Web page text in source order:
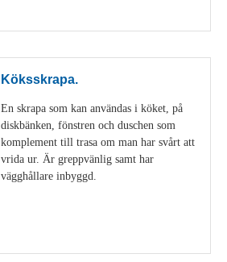
Köksskrapa.
En skrapa som kan användas i köket, på
diskbänken, fönstren och duschen som
komplement till trasa om man har svårt att
vrida ur. Är greppvänlig samt har
vägghållare inbyggd.